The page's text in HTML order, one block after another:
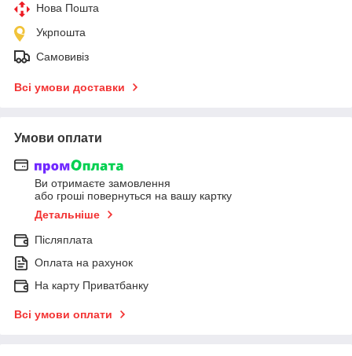
Нова Пошта
Укрпошта
Самовивіз
Всі умови доставки
Умови оплати
Ви отримаєте замовлення
або гроші повернуться на вашу картку
Детальніше
Післяплата
Оплата на рахунок
На карту Приватбанку
Всі умови оплати